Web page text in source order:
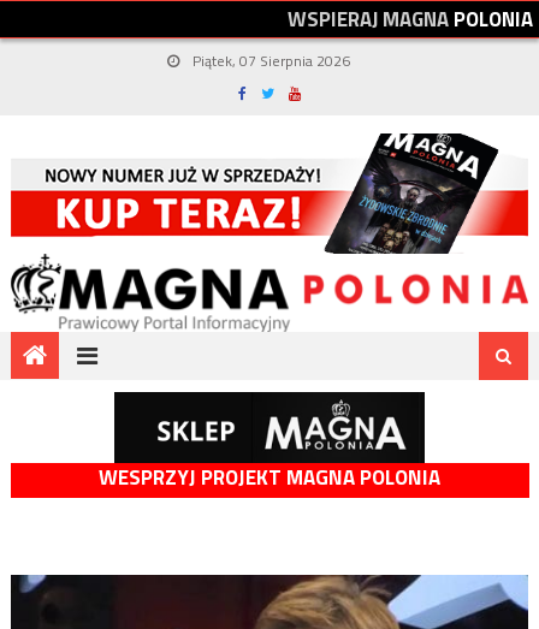
WSPIERAJMAGNAPOLONIA
Piątek, 07 Sierpnia 2026
WESPRZYJ PROJEKT MAGNA POLONIA